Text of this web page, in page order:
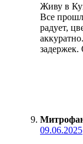
Живу в
Все
радует,
задержек.
09.06.2025